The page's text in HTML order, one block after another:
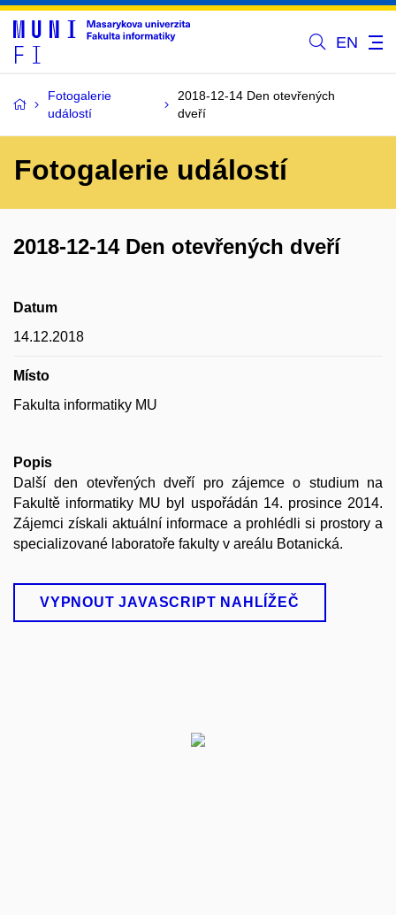
EN
Fotogalerie
událostí
2018-12-14 Den otevřených
dveří
Fotogalerie událostí
2018-12-14 Den otevřených dveří
Datum
14.12.2018
Místo
Fakulta informatiky MU
Popis
Další den otevřených dveří pro zájemce o studium na
Fakultě informatiky MU byl uspořádán 14. prosince 2014.
Zájemci získali aktuální informace a prohlédli si prostory a
specializované laboratoře fakulty v areálu Botanická.
VYPNOUT JAVASCRIPT NAHLÍŽEČ